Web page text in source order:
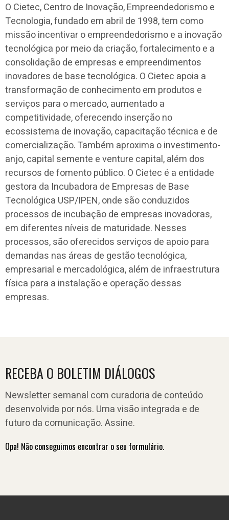
O Cietec, Centro de Inovação, Empreendedorismo e
Tecnologia, fundado em abril de 1998, tem como
missão incentivar o empreendedorismo e a inovação
tecnológica por meio da criação, fortalecimento e a
consolidação de empresas e empreendimentos
inovadores de base tecnológica. O Cietec apoia a
transformação de conhecimento em produtos e
serviços para o mercado, aumentado a
competitividade, oferecendo inserção no
ecossistema de inovação, capacitação técnica e de
comercialização. Também aproxima o investimento-
anjo, capital semente e venture capital, além dos
recursos de fomento público. O Cietec é a entidade
gestora da Incubadora de Empresas de Base
Tecnológica USP/IPEN, onde são conduzidos
processos de incubação de empresas inovadoras,
em diferentes níveis de maturidade. Nesses
processos, são oferecidos serviços de apoio para
demandas nas áreas de gestão tecnológica,
empresarial e mercadológica, além de infraestrutura
física para a instalação e operação dessas
empresas.
RECEBA O BOLETIM DIÁLOGOS
Newsletter semanal com curadoria de conteúdo
desenvolvida por nós. Uma visão integrada e de
futuro da comunicação. Assine.
Opa! Não conseguimos encontrar o seu formulário.